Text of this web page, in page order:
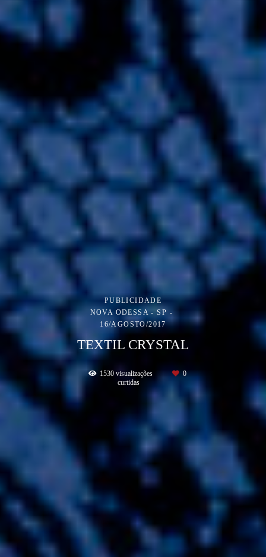
PUBLICIDADE
NOVA ODESSA - SP
16/AGOSTO/2017
TEXTIL CRYSTAL
1530 visualizações
0
curtidas